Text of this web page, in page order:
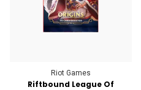
Riot Games
Riftbound League Of